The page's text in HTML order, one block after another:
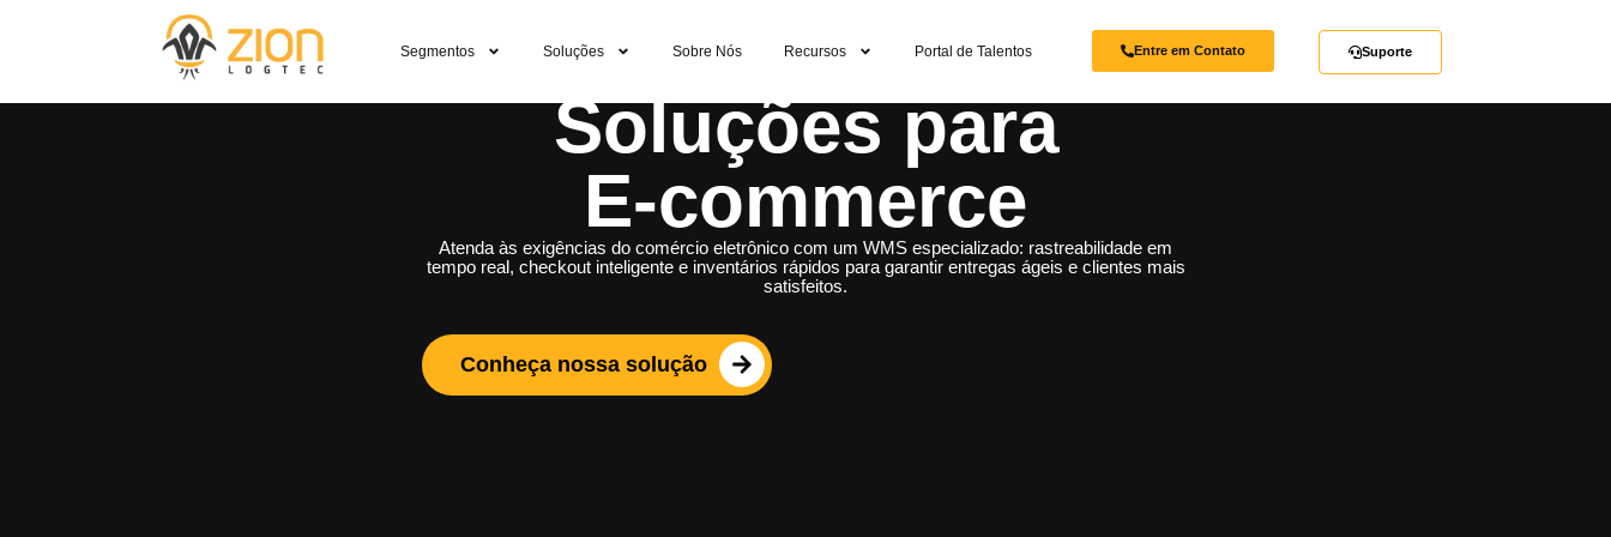
Segmentos Soluções Sobre Nós Recursos Portal de Talentos Entre em Contato Suporte
Soluções para
E-commerce
Atenda às exigências do comércio eletrônico com um WMS especializado: rastreabilidade em
tempo real, checkout inteligente e inventários rápidos para garantir entregas ágeis e clientes mais
satisfeitos.
Conheça nossa solução